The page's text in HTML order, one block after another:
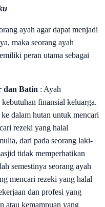
ayah agar dapat menjadi
maka seorang ayah
peran utama sebagai
dan Batin : Ayah
finansial keluarga.
dalam hutan untuk mencari
rezeki yang halal
dari pada seorang laki-
tidak memperhatikan
semestinya seorang ayah
mencari rezeki yang halal
dan profesi yang
atau kemampuan yang